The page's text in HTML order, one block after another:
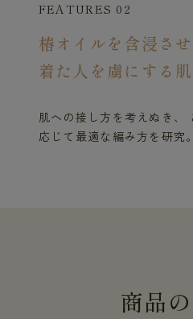
FEATURES 02
椿オイルを含浸させ
着た人を虜にする
肌への接し方を考えぬき、
応じて最適な編み方を研究。
商品の